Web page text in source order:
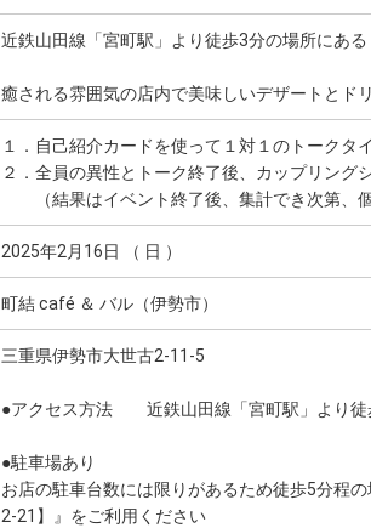
近鉄山田線「宮町駅」より徒歩3分の場所にあ
癒される雰囲気の店内で美味しいデザートとド
１．自己紹介カードを使って１対１のトークタ
２．全員の異性とトーク終了後、カップリング
（結果はイベント終了後、集計でき次第、個
2025年2月16日 （ 日 ）
町結 café ＆ バル（伊勢市）
三重県伊勢市大世古2-11-5
●アクセス方法 近鉄山田線「宮町駅」より
●駐車場あり
お店の駐車台数には限りがあるため徒歩5分程
2-21】』をご利用ください